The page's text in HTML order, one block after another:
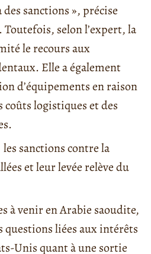
sanctions », précise
Toutefois, selon l’expert, la
le recours aux
Elle a également
d’équipements en raison
coûts logistiques et des
sanctions contre la
et leur levée relève du
à venir en Arabie saoudite,
questions liées aux intérêts
Unis quant à une sortie